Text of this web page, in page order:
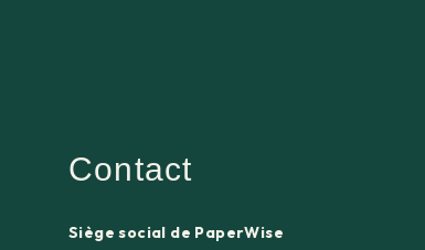
Contact
Siège social de PaperWise